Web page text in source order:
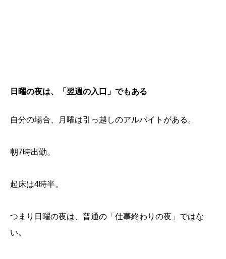
日曜の夜は、「翌週の入口」でもある
自分の場合、月曜は引っ越しのアルバイトがある。
朝7時出勤。
起床は4時半。
つまり日曜の夜は、普通の「仕事終わりの夜」ではな
い。